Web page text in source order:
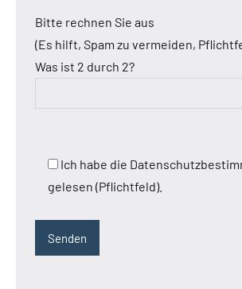
Bitte rechnen Sie aus
(Es hilft, Spam zu vermeiden,
Was ist 2 durch 2?
Ich habe die
gelesen (Pflichtfeld).